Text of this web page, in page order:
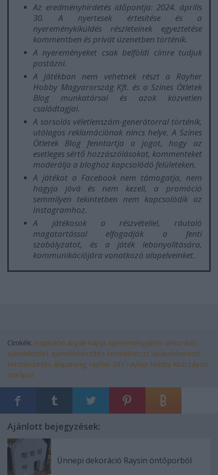
Az eredményhirdetés időpontja: 2024. április
30. A nyertesek értesítése és a
nyereménykiküldés részleteinek egyeztetése
kommentben és privát üzenetben történik.
A nyereményeket csak belföldi címre tudjuk
postázni.
A játékban nem vehetnek részt a Rayher
Hobby Magyarország Kft. és a Színes Ötletek
Blog munkatársai és azok közvetlen
családtagjai.
A sorsolás véletlenszám-generátorral történik,
utólagos reklamációnak nincs helye. A Színes
Ötletek Blog fenntartja a jogot, hogy az
esetleges sértő hozzászólásokat, kommenteket
moderálja a bloghoz kapcsolódó felületeken.
A játékot a Facebook nem támogatja, nem
hagyja jóvá és nem kezeli, a promóció
semmilyen tekintetben nem kapcsolódik az
Instagramhoz.
A játékosok a részvétellel, ráutaló
magatartással elfogadják a fenti
szabályzatot, és a játék lebonyolítására,
kommunikációjára vonatkozó alapelveinket.
Címkék: inspiráció anyák napja nyereményjáték dekoráció
ajándékötlet ajándékkészítés termékteszt lakásdekoráció
természetes alapanyag rayher DIY rayher hobby klub raysin
öntőpor
Ajánlott bejegyzések:
Ünnepi dekoráció Raysin öntőporból